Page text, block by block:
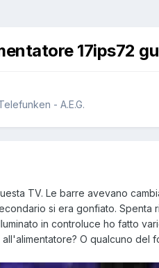
17ips72
- A.E.G.
TV. Le barre avevano
si era gonfiato.
in controluce ho fatto
all'alimentatore? O qualcuno